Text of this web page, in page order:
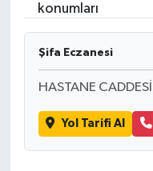
konumları
Şifa Eczanesi
HASTANE CADDESİ
Yol Tarifi Al